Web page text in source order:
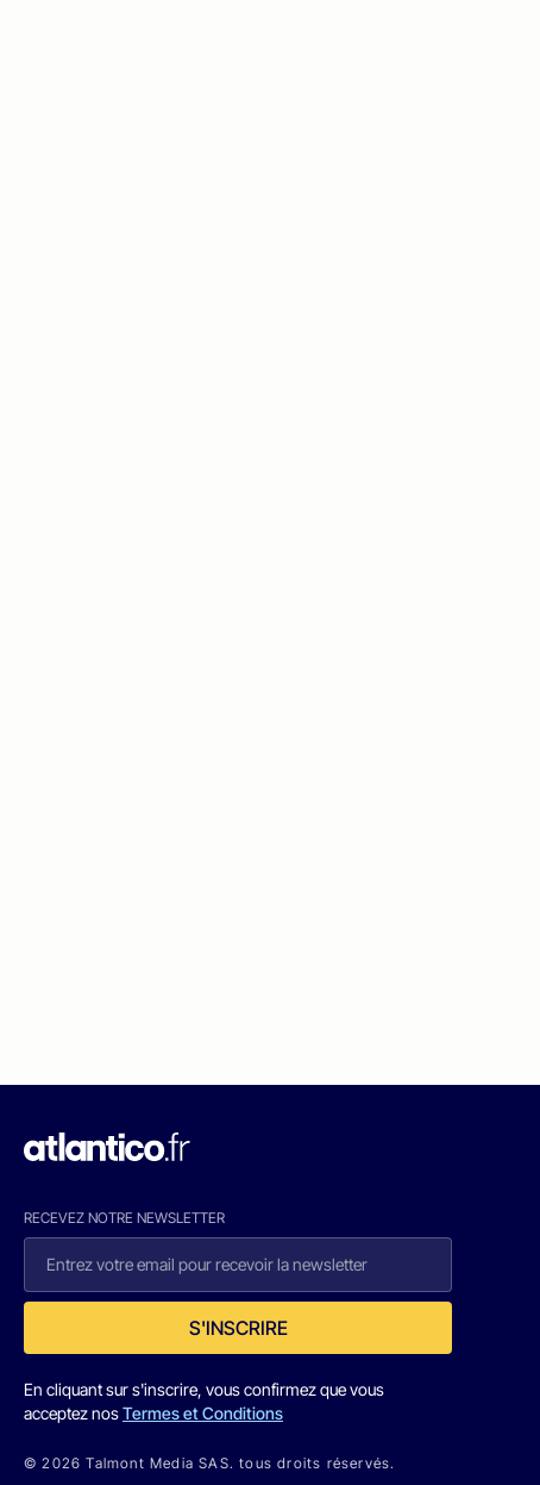
RECEVEZ NOTRE NEWSLETTER
S'INSCRIRE
En cliquant sur s'inscrire, vous confirmez que vous
acceptez nosTermes et Conditions
© 2026 Talmont Media SAS. tous droits réservés.